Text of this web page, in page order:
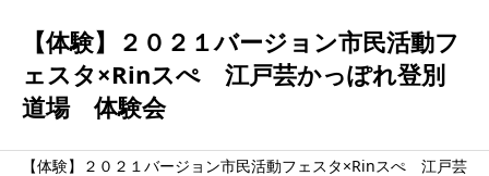
【体験】２０２１バージョン市民活動フ
ェスタ×Rinスぺ 江戸芸かっぽれ登別
道場 体験会
【体験】２０２１バージョン市民活動フェスタ×Rinスぺ 江戸芸